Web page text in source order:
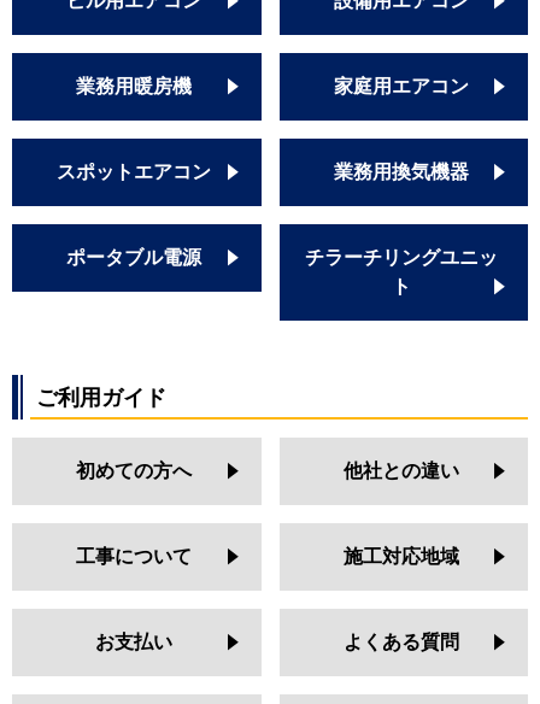
業務用暖房機 家庭用エアコン
スポットエアコン 業務用換気機器
ポータブル電源
チラーチリングユニッ
ト
ご利用ガイド
初めての方へ 他社との違い
工事について 施工対応地域
お支払い よくある質問